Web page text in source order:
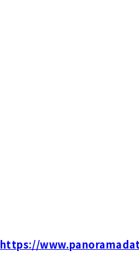
https://